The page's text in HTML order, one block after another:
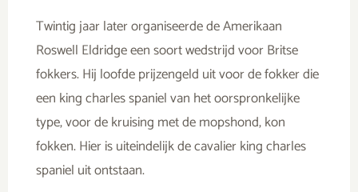
Twintig jaar later organiseerde de Amerikaan
Roswell Eldridge een soort wedstrijd voor Britse
fokkers. Hij loofde prijzengeld uit voor de fokker die
een king charles spaniel van het oorspronkelijke
type, voor de kruising met de mopshond, kon
fokken. Hier is uiteindelijk de cavalier king charles
spaniel uit ontstaan.